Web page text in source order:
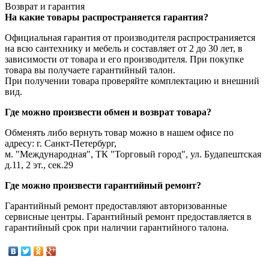
Возврат и гарантия
На какие товары распространяется гарантия?
Официальная гарантия от производителя распространияется
на всю сантехнику и мебель и составляет от 2 до 30 лет, в
зависимости от товара и его производителя. При покупке
товара вы получаете гарантийный талон.
При получении товара проверяйте комплектацию и внешний
вид.
Где можно произвести обмен и возврат товара?
Обменять либо вернуть товар можно в нашем офисе по
адресу: г. Санкт-Петербург,
м. "Международная", ТК "Торговый город", ул. Будапештская
д.11, 2 эт., сек.29
Где можно произвести гарантийный ремонт?
Гарантийный ремонт предоставляют авторизованные
сервисные центры. Гарантийный ремонт предоставляется в
гарантийный срок при наличии гарантийного талона.